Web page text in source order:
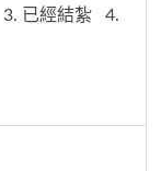
3. 已經結紮
4.